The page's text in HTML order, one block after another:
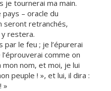
tournerai ma main.
– oracle du
seront retranchés,
restera.
le feu ; je l’épurerai
comme on
mon nom, et moi, je lui
peuple ! », et lui, il dira :
»